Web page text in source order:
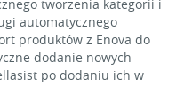
tworzenia kategorii i
automatycznego
produktów z Enova do
dodanie nowych
po dodaniu ich w